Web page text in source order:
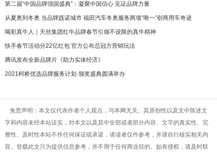
第二届“中国品牌强国盛典”：凝聚中国信心 见证品牌力量
从夏奥到冬奥 当品牌践诺城市 福田汽车冬奥服务两项“唯一”创商用车奇迹
喝彩真牛人｜天丝集团红牛品牌春节引领不设限的真牛精神
快手春节活动分22亿红包 官方公布总冠方营销玩法
腾讯发布全新品牌片《助力实体经济》
2021柯桥优选品牌服务计划·颁奖盛典圆满举办
免责声明：本文仅代表作者个人观点，与本网无关。其原创性以及文中陈述文
字和内容未经本站证实，对本文以及其中全部或者部分内容、文字的真实性、完
整性、及时性本站不作任何保证或承诺，请读者仅作参考，并请自行核实相关内
容。登载此文只为提供信息参考，并不用于任何商业目的。如有侵权，请及时联